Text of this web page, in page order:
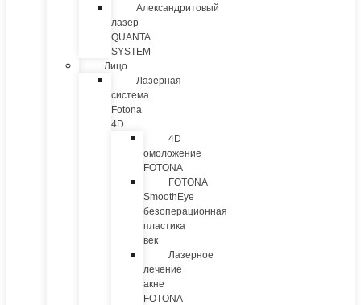
Александритовый
лазер
QUANTA
SYSTEM
Лицо
Лазерная
система
Fotona
4D
4D
омоложение
FOTONA
FOTONA
SmoothEye
безоперационная
пластика
век
Лазерное
лечение
акне
FOTONA